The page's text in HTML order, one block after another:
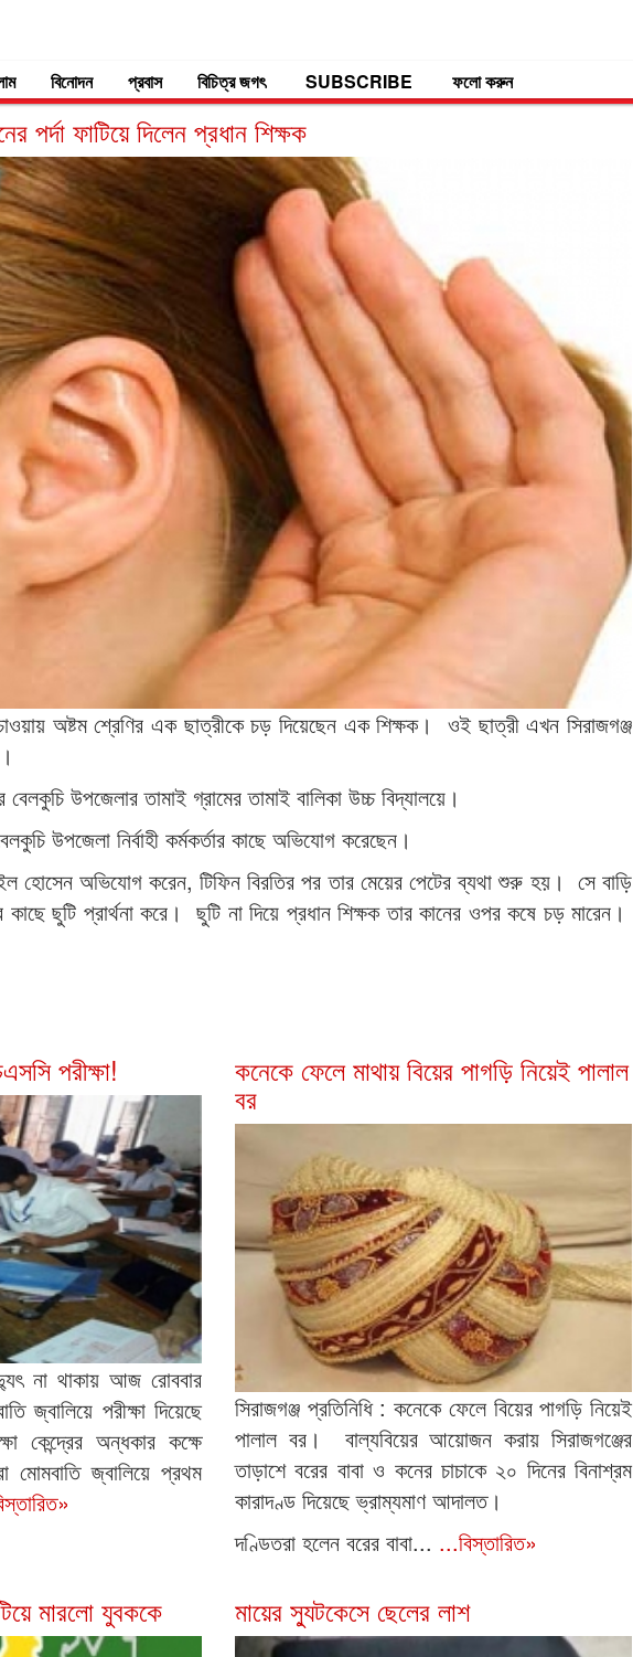
বিনোদন প্রবাস বিচিত্র জগৎ SUBSCRIBE ফলো করুন
পর্দা ফাটিয়ে দিলেন প্রধান শিক্ষক
অষ্টম শ্রেণির এক ছাত্রীকে চড় দিয়েছেন এক শিক্ষক। ওই ছাত্রী এখন সিরাজগঞ্জ
উপজেলার তামাই গ্রামের তামাই বালিকা উচ্চ বিদ্যালয়ে।
উপজেলা নির্বাহী কর্মকর্তার কাছে অভিযোগ করেছেন।
হোসেন অভিযোগ করেন, টিফিন বিরতির পর তার মেয়ের পেটের ব্যথা শুরু হয়। সে বাড়ি
ছুটি প্রার্থনা করে। ছুটি না দিয়ে প্রধান শিক্ষক তার কানের ওপর কষে চড় মারেন।
পরীক্ষা!
না থাকায় আজ রোববার
জ্বালিয়ে পরীক্ষা দিয়েছে
কেন্দ্রের অন্ধকার কক্ষে
মোমবাতি জ্বালিয়ে প্রথম
কনেকে ফেলে মাথায় বিয়ের পাগড়ি নিয়েই পালাল
বর
সিরাজগঞ্জ প্রতিনিধি : কনেকে ফেলে বিয়ের পাগড়ি নিয়েই
পালাল বর। বাল্যবিয়ের আয়োজন করায় সিরাজগঞ্জের
তাড়াশে বরের বাবা ও কনের চাচাকে ২০ দিনের বিনাশ্রম
কারাদণ্ড দিয়েছে ভ্রাম্যমাণ আদালত।
দণ্ডিতরা হলেন বরের বাবা... ...বিস্তারিত»
মারলো যুবককে মায়ের স্যুটকেসে ছেলের লাশ